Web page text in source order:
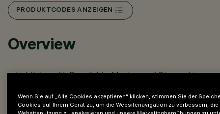
PRODUKTCODES ANZEIGEN
Overview
Lichtkörper für Downlight - Montage auf Stromschiene.
Hochleistungsfähige Lichtemission mit hoher
Wenn Sie auf „Alle Cookies akzeptieren“ klicken, stimmen Sie der
Cookies auf Ihrem Gerät zu, um die Websitenavigation zu verbessern, die